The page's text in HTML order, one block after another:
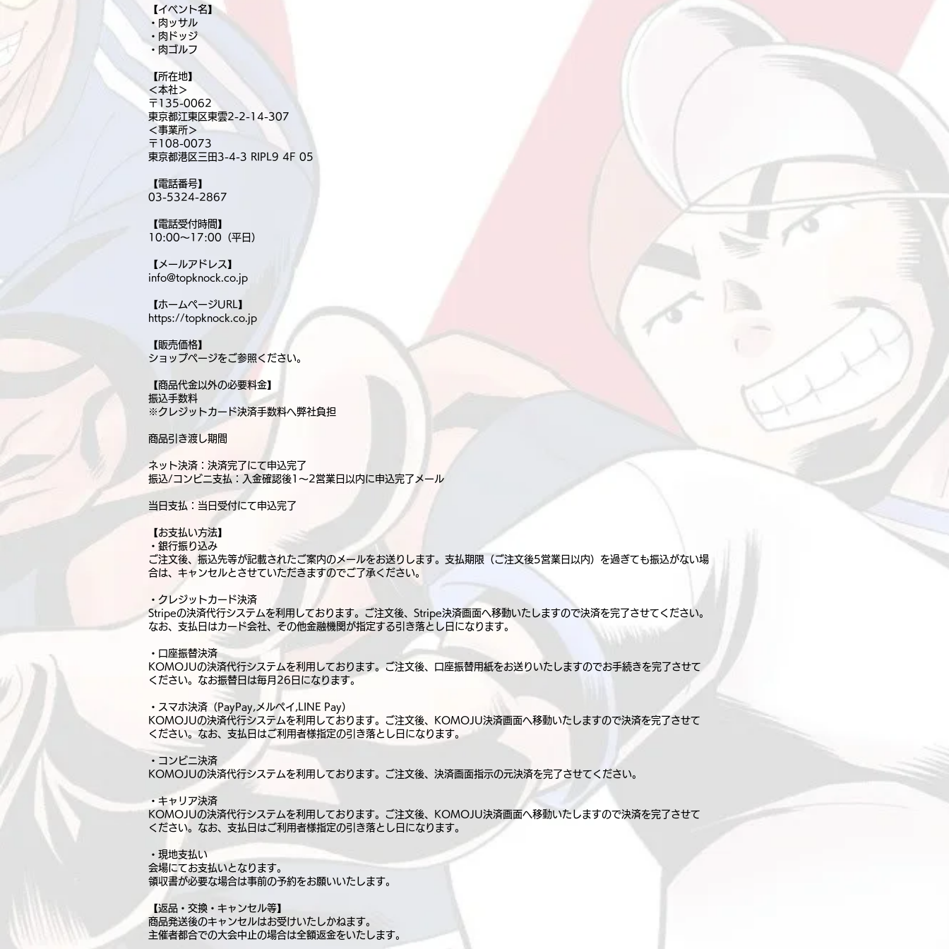
【イベント名】
・肉ッサル
・肉ドッジ
​・肉ゴルフ
【所在地】
＜本社＞
〒135-0062
東京都江東区東雲2-2-14-307
＜事業所＞
〒108-0073
東京都港区三田3-4-3 RIPL9 4F 05
【電話番号】
03-5324-2867
【電話受付時間】
10:00〜17:00（平日）
【メールアドレス】
info@topknock.co.jp
【ホームページURL】
https://topknock.co.jp
【販売価格】
ショップページをご参照ください。
【商品代金以外の必要料金】
振込手数料
※クレジットカード決済手数料へ弊社負担
商品引き渡し期間
ネット決済：決済完了にて申込完了
振込/コンビニ支払：入金確認後1〜2営業日以内に申込完了メール
当日支払：当日受付にて申込完了
【お支払い方法】
・銀行振り込み
ご注文後、振込先等が記載されたご案内のメールをお送りします。支払期限（ご注文後5営業日以内）を過ぎても振込がない場
合は、キャンセルとさせていただきますのでご了承ください。
・クレジットカード決済
Stripeの決済代行システムを利用しております。ご注文後、Stripe決済画面へ移動いたしますので決済を完了させてください。
なお、支払日はカード会社、その他金融機関が指定する引き落とし日になります。
・口座振替決済
KOMOJUの決済代行システムを利用しております。ご注文後、口座振替用紙をお送りいたしますのでお手続きを完了させて
ください。なお振替日は毎月26日になります。
・スマホ決済（PayPay,メルペイ,LINE Pay）
KOMOJUの決済代行システムを利用しております。ご注文後、KOMOJU決済画面へ移動いたしますので決済を完了させて
ください。なお、支払日はご利用者様指定の引き落とし日になります。
・コンビニ決済
KOMOJUの決済代行システムを利用しております。ご注文後、決済画面指示の元決済を完了させてください。
・キャリア決済
KOMOJUの決済代行システムを利用しております。ご注文後、KOMOJU決済画面へ移動いたしますので決済を完了させて
ください。なお、支払日はご利用者様指定の引き落とし日になります。
・現地支払い
会場にてお支払いとなります。
領収書が必要な場合は事前の予約をお願いいたします。
【返品・交換・キャンセル等】
商品発送後のキャンセルはお受けいたしかねます。
主催者都合での大会中止の場合は全額返金をいたします。